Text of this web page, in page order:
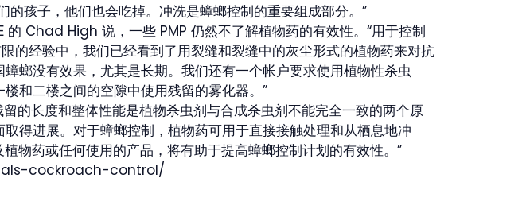
孩子，他们也会吃掉。冲洗是蟑螂控制的重要组成部分。”
Chad High 说，一些 PMP 仍然不了解植物药的有效性。“用于控制
的经验中，我们已经看到了用裂缝和裂缝中的灰尘形式的植物药来对抗
螂没有效果，尤其是长期。我们还有一个帐户要求使用植物性杀虫
和二楼之间的空隙中使用残留的雾化器。”
长度和整体性能是植物杀虫剂与合成杀虫剂不能完全一致的两个原
得进展。对于蟑螂控制，植物药可用于直接接触处理和从栖息地冲
物药或任何使用的产品，将有助于提高蟑螂控制计划的有效性。”
cockroach-control/